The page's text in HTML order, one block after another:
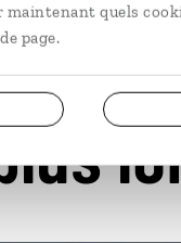
maintenant quels
page.